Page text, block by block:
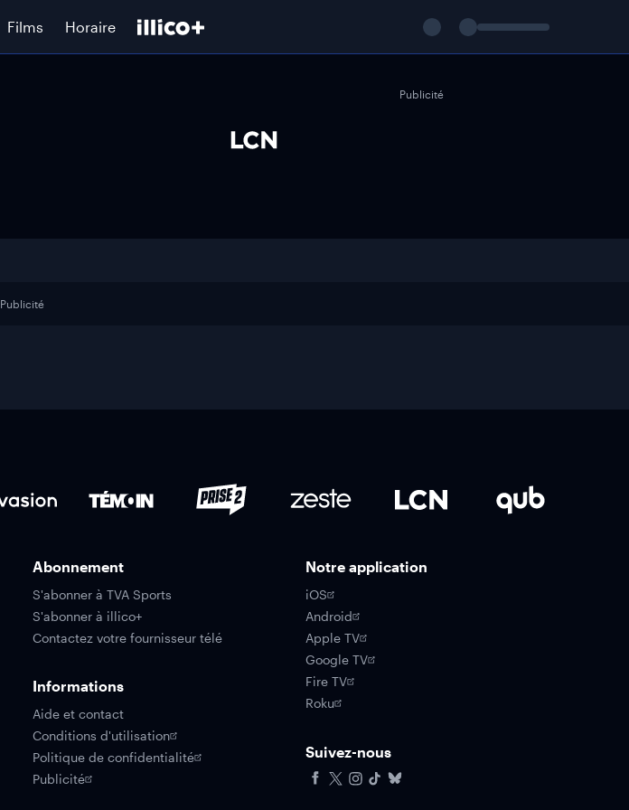
Films Horaire
Publicité
Publicité
Abonnement
S'abonner à TVA Sports
S'abonner à illico+
Contactez votre fournisseur télé
Informations
Aide et contact
Conditions d'utilisation
Politique de confidentialité
Publicité
Notre application
iOS
Android
Apple TV
Google TV
Fire TV
Roku
Suivez-nous